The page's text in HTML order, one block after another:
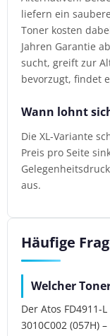
liefern ein
Toner kosten
Jahren Garantie
sucht, greift zur
bevorzugt, findet
Wann lohnt
Die XL-Variante
Preis pro Seite
aus.
Häufige
Welcher
Der Atos FD4911-
3010C002 (057H)